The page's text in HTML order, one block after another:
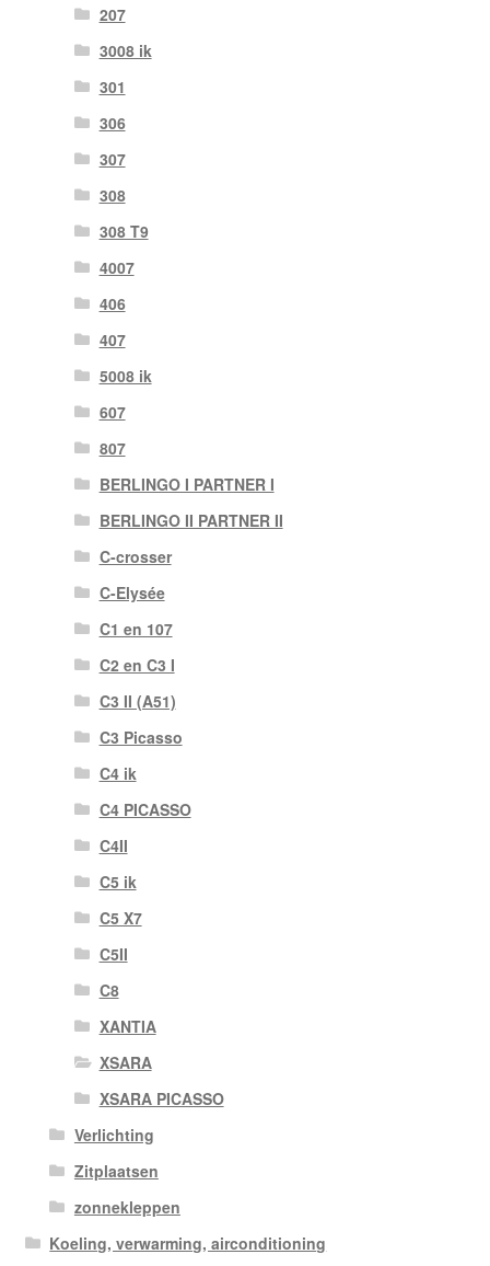
207
3008 ik
301
306
307
308
308 T9
4007
406
407
5008 ik
607
807
BERLINGO I PARTNER I
BERLINGO II PARTNER II
C-crosser
C-Elysée
C1 en 107
C2 en C3 I
C3 II (A51)
C3 Picasso
C4 ik
C4 PICASSO
C4II
C5 ik
C5 X7
C5II
C8
XANTIA
XSARA
XSARA PICASSO
Verlichting
Zitplaatsen
zonnekleppen
Koeling, verwarming, airconditioning